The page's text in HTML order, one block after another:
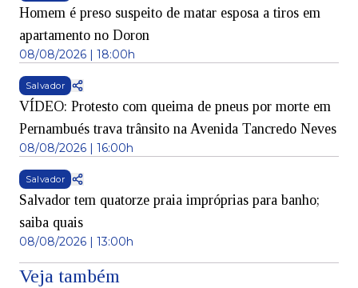
Homem é preso suspeito de matar esposa a tiros em
apartamento no Doron
08/08/2026 | 18:00h
Salvador
VÍDEO: Protesto com queima de pneus por morte em
Pernambués trava trânsito na Avenida Tancredo Neves
08/08/2026 | 16:00h
Salvador
Salvador tem quatorze praia impróprias para banho;
saiba quais
08/08/2026 | 13:00h
Veja também